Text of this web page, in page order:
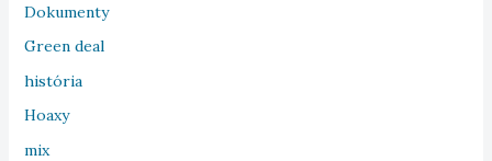
Dokumenty
Green deal
história
Hoaxy
mix